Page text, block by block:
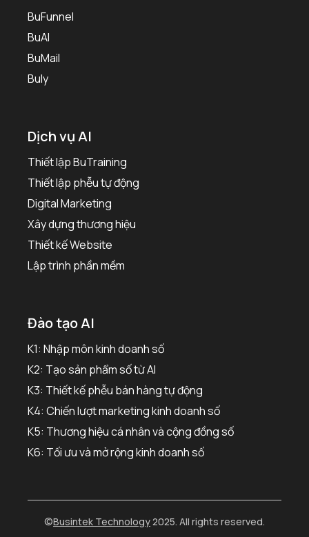
BuFunnel
BuAI
BuMail
Buly
Dịch vụ AI
Thiết lập BuTraining
Thiết lập phễu tự động
Digital Marketing
Xây dựng thương hiệu
Thiết kế Website
Lập trình phần mềm
Đào tạo AI
K1: Nhập môn kinh doanh số
K2: Tạo sản phẩm số từ AI
K3: Thiết kế phễu bán hàng tự động
K4: Chiến lượt marketing kinh doanh số
K5: Thương hiệu cá nhân và cộng đồng số
K6: Tối ưu và mở rộng kinh doanh số
©Busintek Technology2025. All rights reserved.